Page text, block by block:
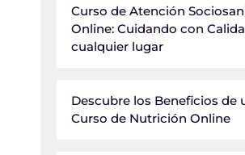
Curso de Atención
Online: Cuidando con
cualquier lugar
Descubre los Beneficios de
Curso de Nutrición Online